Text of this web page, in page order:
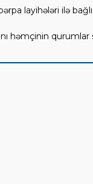
layihələri ilə
həmçinin qurumlar